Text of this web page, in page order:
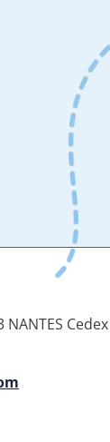
Cedex